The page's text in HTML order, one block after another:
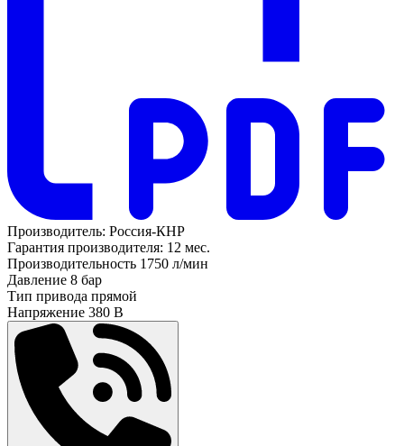
Производитель: Россия-КНР
Гарантия производителя: 12 мес.
Производительность 1750 л/мин
Давление 8 бар
Тип привода прямой
Напряжение 380 В